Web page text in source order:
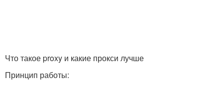
Что такое proxy и какие прокси лучше
Принцип работы: